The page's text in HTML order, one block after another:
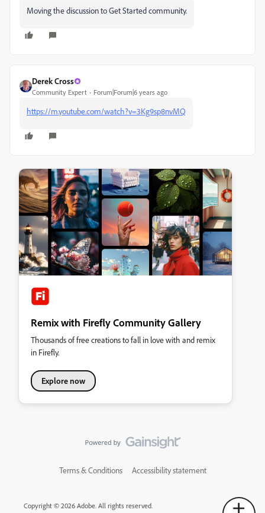
Moving the discussion to Get Started community.
Derek Cross
Community Expert Forum|Forum|6 years ago
https://m.youtube.com/watch?v=3Kg9sp8nvMQ
Remix with Firefly Community Gallery
Thousands of free creations to fall in love with and remix
in Firefly.
Explore now
Terms & Conditions Accessibility statement
Copyright © 2026 Adobe. All rights reserved.